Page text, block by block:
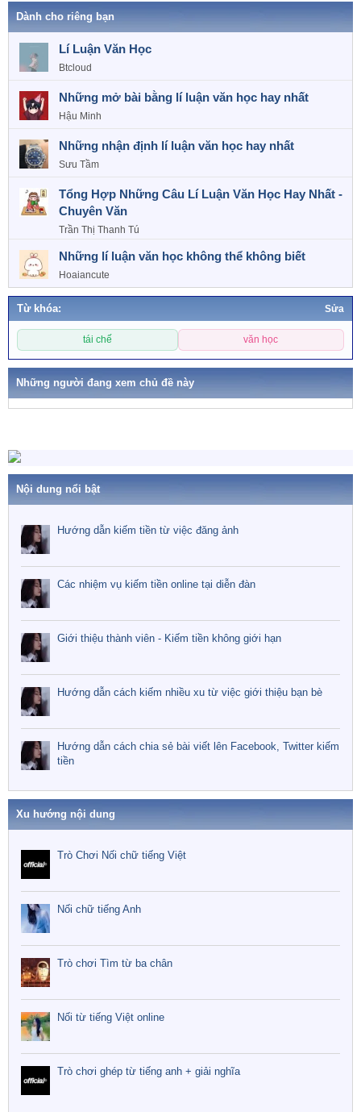
c
t
o
n
s
:
Dành cho riêng bạn
Lí Luận Văn Học
Btcloud
Những mở bài bằng lí luận văn học hay nhất
Hậu Minh
Những nhận định lí luận văn học hay nhất
Sưu Tầm
Tổng Hợp Những Câu Lí Luận Văn Học Hay Nhất -
Chuyên Văn
Trần Thị Thanh Tú
Những lí luận văn học không thể không biết
Hoaiancute
Từ khóa: Sửa
k
ó
a
tái chế văn học
Những người đang xem chủ đề này
Nội dung nổi bật
Hướng dẫn kiếm tiền từ việc đăng ảnh
Các nhiệm vụ kiếm tiền online tại diễn đàn
Giới thiệu thành viên - Kiếm tiền không giới hạn
Hướng dẫn cách kiếm nhiều xu từ việc giới thiệu bạn bè
Hướng dẫn cách chia sẻ bài viết lên Facebook, Twitter kiếm
tiền
Xu hướng nội dung
Trò Chơi Nối chữ tiếng Việt
Nối chữ tiếng Anh
Trò chơi Tìm từ ba chân
Nối từ tiếng Việt online
Trò chơi ghép từ tiếng anh + giải nghĩa